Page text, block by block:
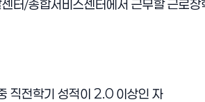
/종합서비스센터에서 근무할 근로장
직전학기 성적이 2.0 이상인 자